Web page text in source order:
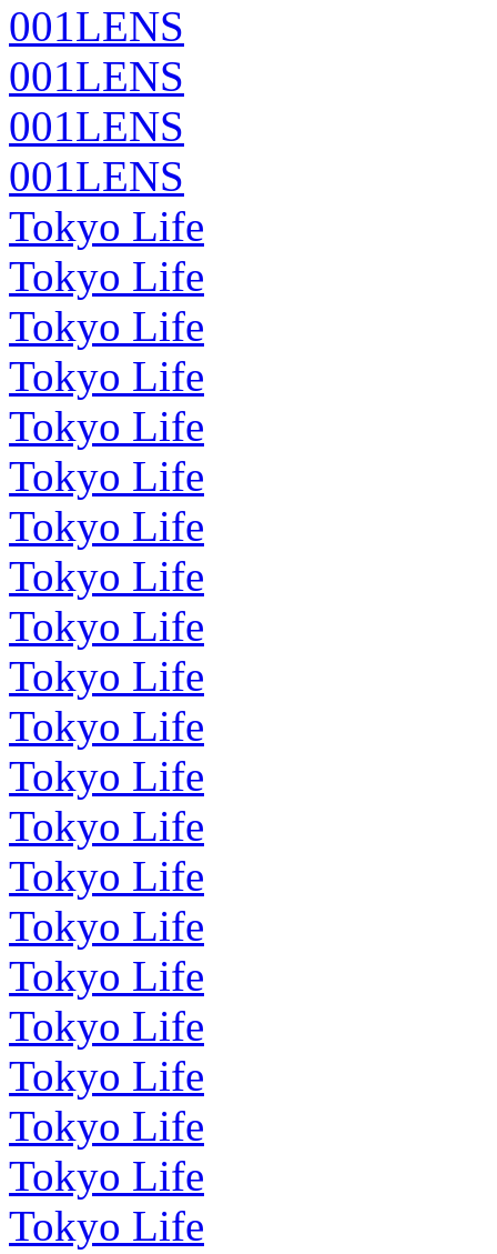
001LENS
001LENS
001LENS
001LENS
Tokyo Life
Tokyo Life
Tokyo Life
Tokyo Life
Tokyo Life
Tokyo Life
Tokyo Life
Tokyo Life
Tokyo Life
Tokyo Life
Tokyo Life
Tokyo Life
Tokyo Life
Tokyo Life
Tokyo Life
Tokyo Life
Tokyo Life
Tokyo Life
Tokyo Life
Tokyo Life
Tokyo Life